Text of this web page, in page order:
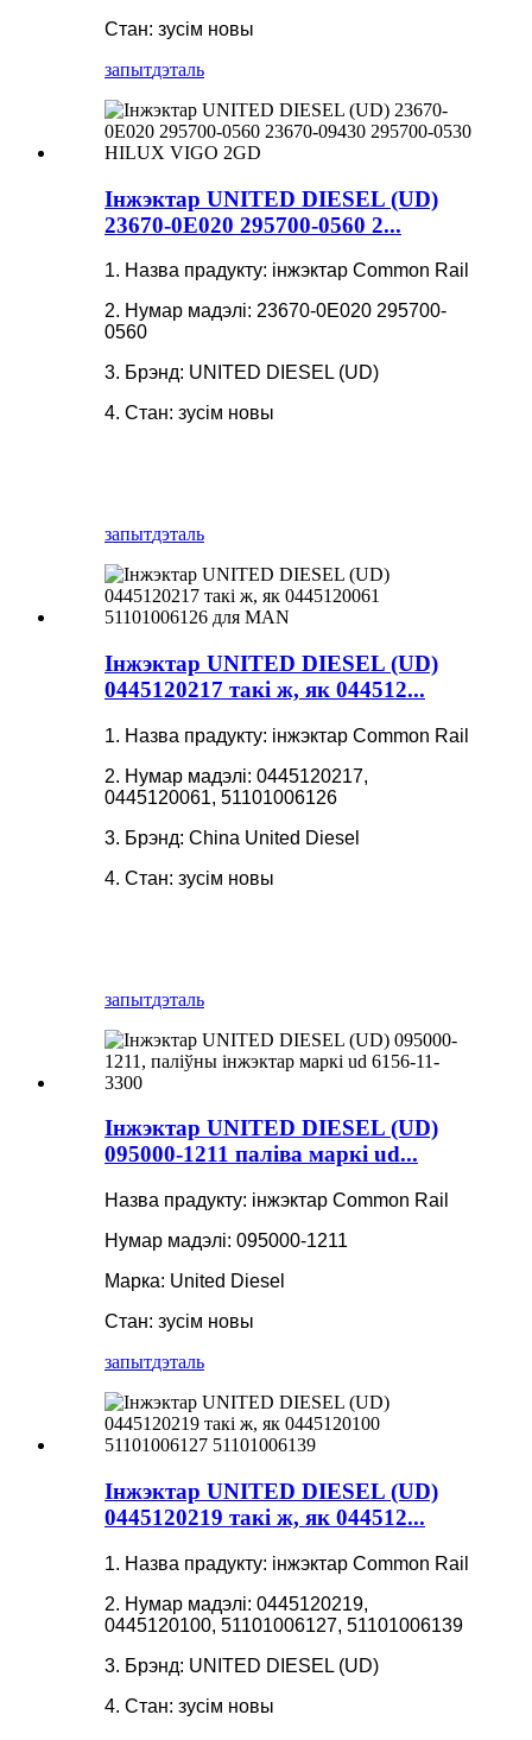
Стан: зусім новы
запытдэталь
Інжэктар UNITED DIESEL (UD)
23670-0E020 295700-0560 2...
1. Назва прадукту: інжэктар Common Rail
2. Нумар мадэлі: 23670-0E020 295700-
0560
3. Брэнд: UNITED DIESEL (UD)
4. Стан: зусім новы
запытдэталь
Інжэктар UNITED DIESEL (UD)
0445120217 такі ж, як 044512...
1. Назва прадукту: інжэктар Common Rail
2. Нумар мадэлі: 0445120217,
0445120061, 51101006126
3. Брэнд: China United Diesel
4. Стан: зусім новы
запытдэталь
Інжэктар UNITED DIESEL (UD)
095000-1211 паліва маркі ud...
Назва прадукту: інжэктар Common Rail
Нумар мадэлі: 095000-1211
Марка: United Diesel
Стан: зусім новы
запытдэталь
Інжэктар UNITED DIESEL (UD)
0445120219 такі ж, як 044512...
1. Назва прадукту: інжэктар Common Rail
2. Нумар мадэлі: 0445120219,
0445120100, 51101006127, 51101006139
3. Брэнд: UNITED DIESEL (UD)
4. Стан: зусім новы